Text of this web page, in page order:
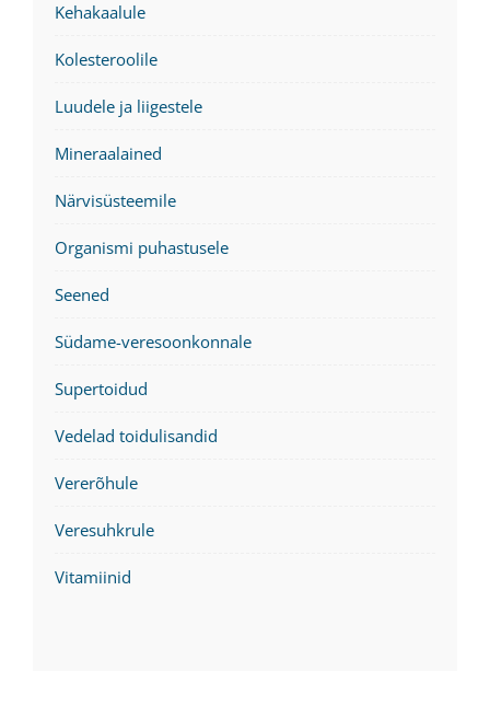
Kehakaalule
Kolesteroolile
Luudele ja liigestele
Mineraalained
Närvisüsteemile
Organismi puhastusele
Seened
Südame-veresoonkonnale
Supertoidud
Vedelad toidulisandid
Vererõhule
Veresuhkrule
Vitamiinid